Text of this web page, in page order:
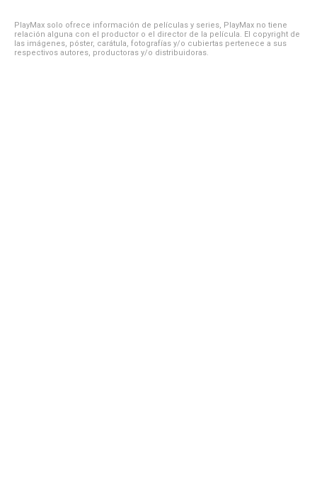
PlayMax solo ofrece información de películas y series, PlayMax no tiene
relación alguna con el productor o el director de la película. El copyright de
las imágenes, póster, carátula, fotografías y/o cubiertas pertenece a sus
respectivos autores, productoras y/o distribuidoras.